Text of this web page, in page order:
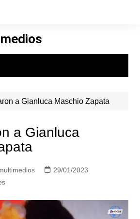
a Gianluca Maschio Zapata
a Gianluca
29/01/2023